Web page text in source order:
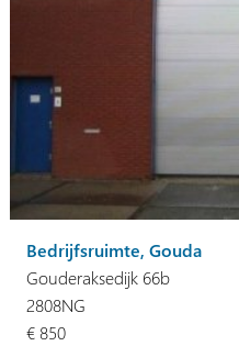
Bedrijfsruimte, Gouda
Gouderaksedijk 66b
2808NG
€ 850